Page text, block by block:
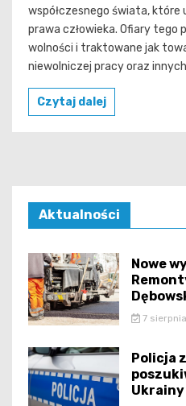
współczesnego świata, które
prawa człowieka. Ofiary
wolności i traktowane jak
niewolniczej pracy oraz
Czytaj dalej
Aktualności
Nowe
7
Policja
Ukrainy